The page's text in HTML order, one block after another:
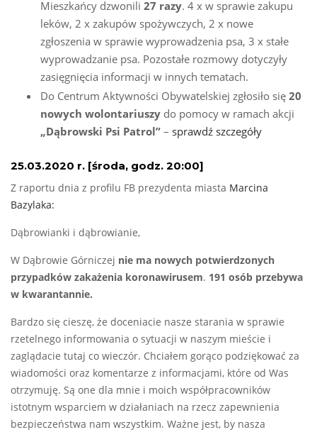
Mieszkańcy dzwonili 27 razy. 4 x w sprawie zakupu
leków, 2 x zakupów spożywczych, 2 x nowe
zgłoszenia w sprawie wyprowadzenia psa, 3 x stałe
wyprowadzanie psa. Pozostałe rozmowy dotyczyły
zasięgnięcia informacji w innych tematach.
Do Centrum Aktywności Obywatelskiej zgłosiło się 20
nowych wolontariuszy do pomocy w ramach akcji
„Dąbrowski Psi Patrol” – sprawdź szczegóły
25.03.2020 r. [środa, godz. 20:00]
Z raportu dnia z profilu FB prezydenta miasta Marcina
Bazylaka:
Dąbrowianki i dąbrowianie,
W Dąbrowie Górniczej nie ma nowych potwierdzonych
przypadków zakażenia koronawirusem. 191 osób przebywa
w kwarantannie.
Bardzo się cieszę, że doceniacie nasze starania w sprawie
rzetelnego informowania o sytuacji w naszym mieście i
zaglądacie tutaj co wieczór. Chciałem gorąco podziękować za
wiadomości oraz komentarze z informacjami, które od Was
otrzymuję. Są one dla mnie i moich współpracowników
istotnym wsparciem w działaniach na rzecz zapewnienia
bezpieczeństwa nam wszystkim. Ważne jest, by nasza